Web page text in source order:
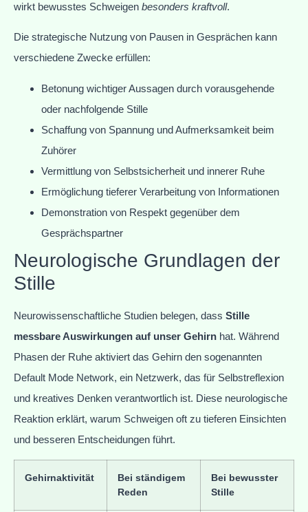
wirkt bewusstes Schweigen besonders kraftvoll.
Die strategische Nutzung von Pausen in Gesprächen kann
verschiedene Zwecke erfüllen:
Betonung wichtiger Aussagen durch vorausgehende
oder nachfolgende Stille
Schaffung von Spannung und Aufmerksamkeit beim
Zuhörer
Vermittlung von Selbstsicherheit und innerer Ruhe
Ermöglichung tieferer Verarbeitung von Informationen
Demonstration von Respekt gegenüber dem
Gesprächspartner
Neurologische Grundlagen der
Stille
Neurowissenschaftliche Studien belegen, dass Stille
messbare Auswirkungen auf unser Gehirn hat. Während
Phasen der Ruhe aktiviert das Gehirn den sogenannten
Default Mode Network, ein Netzwerk, das für Selbstreflexion
und kreatives Denken verantwortlich ist. Diese neurologische
Reaktion erklärt, warum Schweigen oft zu tieferen Einsichten
und besseren Entscheidungen führt.
Gehirnaktivität
Bei ständigem
Reden
Bei bewusster
Stille